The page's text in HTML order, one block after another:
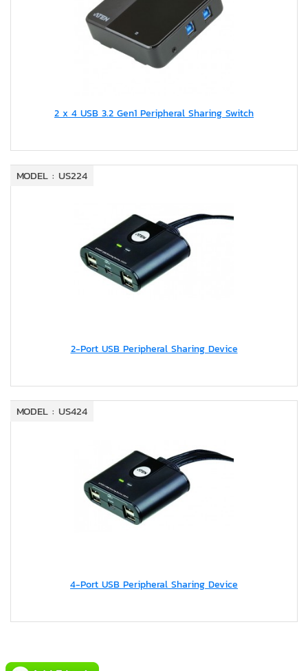
2 x 4 USB 3.2 Gen1 Peripheral Sharing Switch
MODEL : US224
2-Port USB Peripheral Sharing Device
MODEL : US424
4-Port USB Peripheral Sharing Device